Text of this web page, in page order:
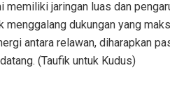
jaringan luas dan
menggalang dukungan yang
antara relawan, diharapkan
(Taufik untuk Kudus)